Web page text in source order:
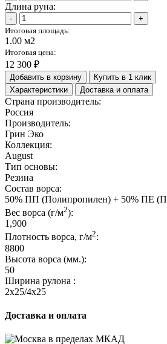
Длина руна:
-
+
Итоговая площадь:
1.00 м2
Итоговая цена:
12 300 ₽
Добавить в корзину
Купить в 1 клик
Характеристики
Доставка и оплата
Страна производитель:
Россия
Производитель:
Грин Эко
Коллекция:
August
Тип основы:
Резина
Состав ворса:
50% ПП (Полипропилен) + 50% ПЕ
Вес ворса (г/м2):
1,900
Плотность ворса, г/м2:
8800
Высота ворса (мм.):
50
Ширина рулона :
2x25/4x25
Доставка и оплата